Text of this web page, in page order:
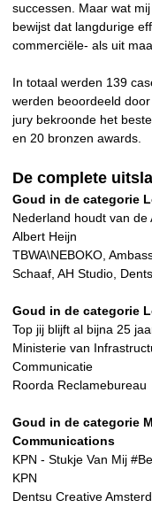
successen. Maar wat
bewijst dat langdurige
commerciële- als uit
In totaal werden 139
werden beoordeeld
jury bekroonde het
en 20 bronzen awards.
De complete
Goud in de categorie
Nederland houdt van
Albert Heijn
TBWA\NEBOKO,
Schaaf, AH Studio,
Goud in de categorie
Top jij blijft al bijna 25
Ministerie van
Communicatie
Roorda Reclamebureau
Goud in de categorie
Communications
KPN - Stukje Van Mij
KPN
Dentsu Creative